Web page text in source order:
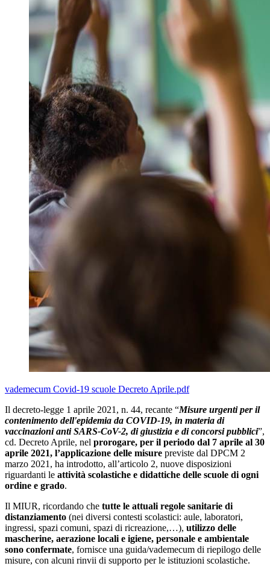
vademecum Covid-19 scuole Decreto Aprile.pdf
Il decreto-legge 1 aprile 2021, n. 44, recante “Misure urgenti per il
contenimento dell'epidemia da COVID-19, in materia di
vaccinazioni anti SARS-CoV-2, di giustizia e di concorsi pubblici”,
cd. Decreto Aprile, nel prorogare, per il periodo dal 7 aprile al 30
aprile 2021, l’applicazione delle misure previste dal DPCM 2
marzo 2021, ha introdotto, all’articolo 2, nuove disposizioni
riguardanti le attività scolastiche e didattiche delle scuole di ogni
ordine e grado.
Il MIUR, ricordando che tutte le attuali regole sanitarie di
distanziamento (nei diversi contesti scolastici: aule, laboratori,
ingressi, spazi comuni, spazi di ricreazione,…), utilizzo delle
mascherine, aerazione locali e igiene, personale e ambientale
sono confermate, fornisce una guida/vademecum di riepilogo delle
misure, con alcuni rinvii di supporto per le istituzioni scolastiche.